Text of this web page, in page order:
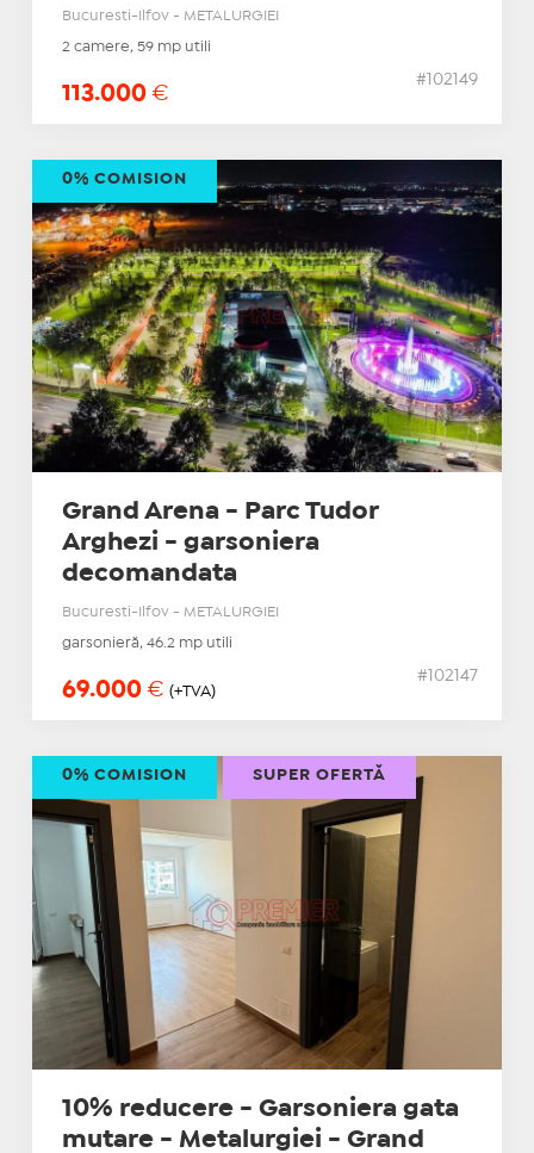
Bucuresti-Ilfov - METALURGIEI
2 camere, 59 mp utili
113.000 €
#102149
Grand Arena - Parc Tudor
Arghezi - garsoniera
decomandata
Bucuresti-Ilfov - METALURGIEI
garsonieră, 46.2 mp utili
69.000 € (+TVA)
#102147
0% COMISION
10% reducere - Garsoniera gata
mutare - Metalurgiei - Grand
0% COMISION SUPER OFERTĂ